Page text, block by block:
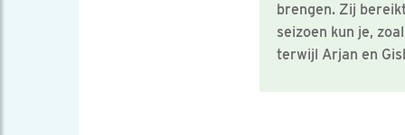
brengen. Zij
seizoen kun je,
terwijl Arjan en